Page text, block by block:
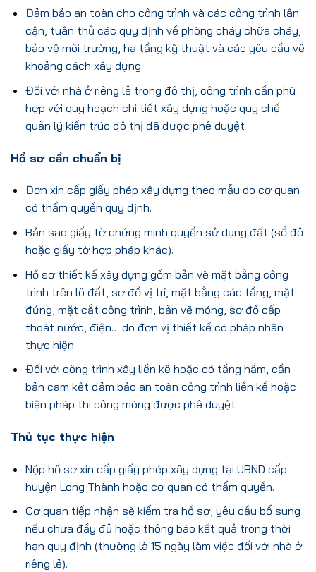
Đảm bảo an toàn cho công trình và các công trình lân
cận, tuân thủ các quy định về phòng cháy chữa cháy,
bảo vệ môi trường, hạ tầng kỹ thuật và các yêu cầu về
khoảng cách xây dựng.
Đối với nhà ở riêng lẻ trong đô thị, công trình cần phù
hợp với quy hoạch chi tiết xây dựng hoặc quy chế
quản lý kiến trúc đô thị đã được phê duyệt
Hồ sơ cần chuẩn bị
Đơn xin cấp giấy phép xây dựng theo mẫu do cơ quan
có thẩm quyền quy định.
Bản sao giấy tờ chứng minh quyền sử dụng đất (sổ đỏ
hoặc giấy tờ hợp pháp khác).
Hồ sơ thiết kế xây dựng gồm bản vẽ mặt bằng công
trình trên lô đất, sơ đồ vị trí, mặt bằng các tầng, mặt
đứng, mặt cắt công trình, bản vẽ móng, sơ đồ cấp
thoát nước, điện… do đơn vị thiết kế có pháp nhân
thực hiện.
Đối với công trình xây liền kề hoặc có tầng hầm, cần
bản cam kết đảm bảo an toàn công trình liền kề hoặc
biện pháp thi công móng được phê duyệt
Thủ tục thực hiện
Nộp hồ sơ xin cấp giấy phép xây dựng tại UBND cấp
huyện Long Thành hoặc cơ quan có thẩm quyền.
Cơ quan tiếp nhận sẽ kiểm tra hồ sơ, yêu cầu bổ sung
nếu chưa đầy đủ hoặc thông báo kết quả trong thời
hạn quy định (thường là 15 ngày làm việc đối với nhà ở
riêng lẻ).